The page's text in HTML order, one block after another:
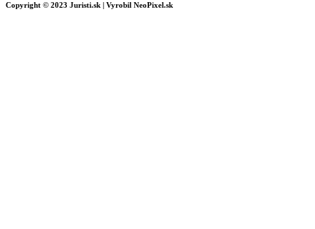
Copyright © 2023 Juristi.sk | Vyrobil NeoPixel.sk